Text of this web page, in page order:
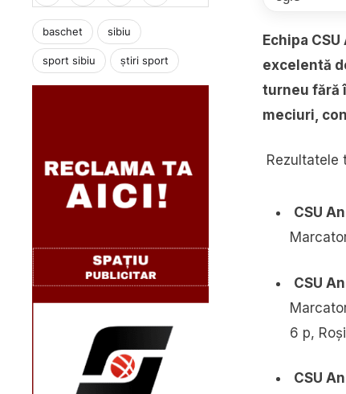
baschet sibiu
sport sibiu știri sport
Echipa
excelentă
turneu fără
meciuri,
Rezultatele
CSU
CSU
6 p,
CSU